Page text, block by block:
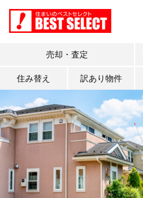
売却・査定
住み替え 訳あり物件